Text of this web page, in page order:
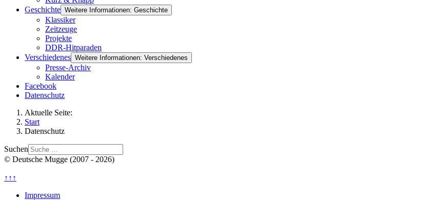
Geschichte Weitere Informationen: Geschichte
Klassiker
Zeitzeuge
Projekte
DDR-Hitparaden
Verschiedenes Weitere Informationen: Verschiedenes
Presse-Archiv
Kalender
Facebook
Datenschutz
Aktuelle Seite:
Start
Datenschutz
Suchen
© Deutsche Mugge (2007 - 2026)
↑↑↑
Impressum